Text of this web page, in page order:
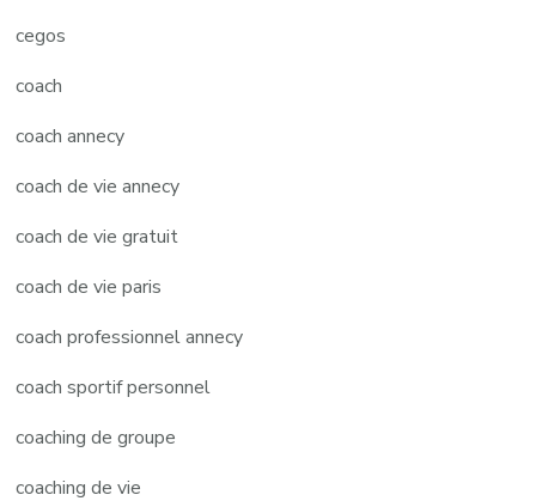
cegos
coach
coach annecy
coach de vie annecy
coach de vie gratuit
coach de vie paris
coach professionnel annecy
coach sportif personnel
coaching de groupe
coaching de vie